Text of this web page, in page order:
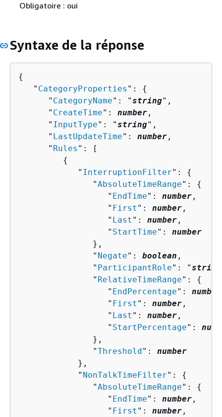
Obligatoire : oui
Syntaxe de la réponse
{
   "
CategoryProperties ": {
      "
CategoryName": "string",
      "
CreateTime": number ,
      "
InputType": "string",
      "
LastUpdateTime": number ,
      "
Rules ": [
{
            "
InterruptionFilter": {
               "
AbsoluteTimeRange": {
                  "
EndTime": number ,
                  "
First ": number ,
                  "
Last ": number ,
                  "
StartTime": number
               },
               "
Negate": boolean ,
               "
ParticipantRole": "string
               "
RelativeTimeRange": {
                  "
EndPercentage": number
                  "
First ": number ,
                  "
Last ": number ,
                  "
StartPercentage":
               },
               "
Threshold": number
            },
            "
NonTalkTimeFilter": {
               "
AbsoluteTimeRange": {
                  "
EndTime": number ,
                  "
First ": number ,